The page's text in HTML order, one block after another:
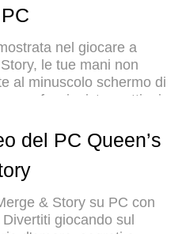
nel giocare a
le tue mani non
al minuscolo schermo di
professionista e ottieni
ti aspetti. Scarica e
& Story su PC.
più limitazioni di batteria,
per giocare a Queen’s
Realizzato sulla base
del PC Queen’s
& Story su PC con
giocando sul